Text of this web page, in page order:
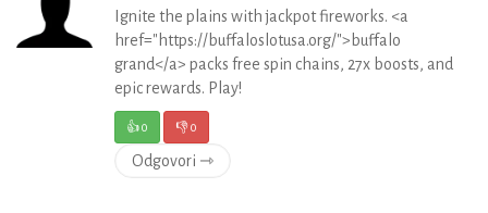
Ignite the plains with jackpot fireworks. <a
href="https://buffaloslotusa.org/">buffalo
grand</a> packs free spin chains, 27x boosts, and
epic rewards. Play!
👍0 👎0
Odgovori ⇾